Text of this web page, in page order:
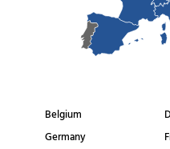
Belgium
Germany